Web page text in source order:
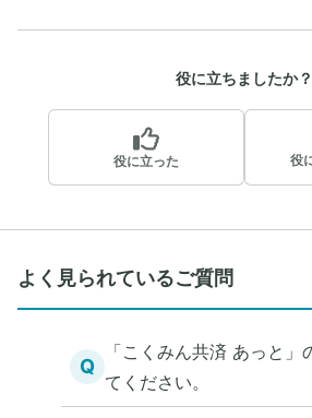
役に立ちましたか？
役に立った 役
よく見られているご質問
Q
「こくみん共済 あっと」
てください。